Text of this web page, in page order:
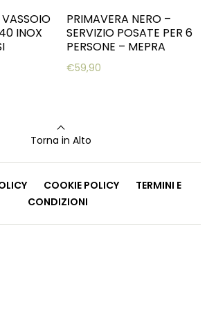
INOX
PRIMAVERA NERO –
SERVIZIO POSATE PER 6
PERSONE – MEPRA
€59,90
Torna in Alto
COOKIE POLICY
TERMINI E
CONDIZIONI